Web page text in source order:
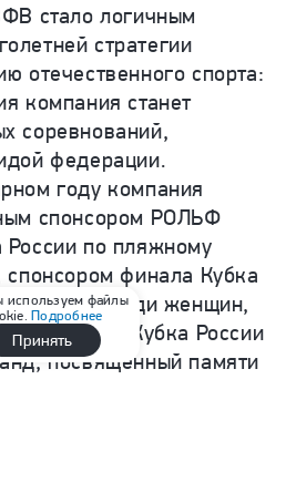
стало логичным
стратегии
отечественного спорта:
компания станет
соревнований,
федерации.
году компания
спонсором РОЛЬФ
России по пляжному
финала Кубка
России среди женщин,
финал Кубка России
посвященный памяти
используем файлы
Подробнее
Принять